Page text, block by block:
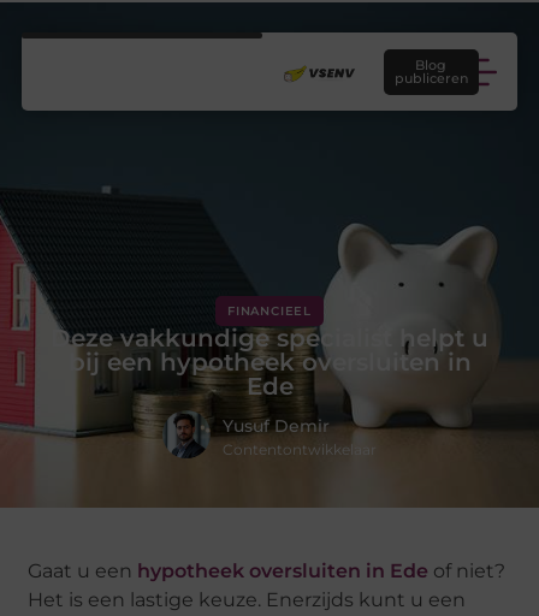
Blog
publiceren
FINANCIEEL
Deze vakkundige specialist helpt u
bij een hypotheek oversluiten in
Ede
Yusuf Demir
Contentontwikkelaar
Gaat u een hypotheek oversluiten in Ede of niet?
Het is een lastige keuze. Enerzijds kunt u een